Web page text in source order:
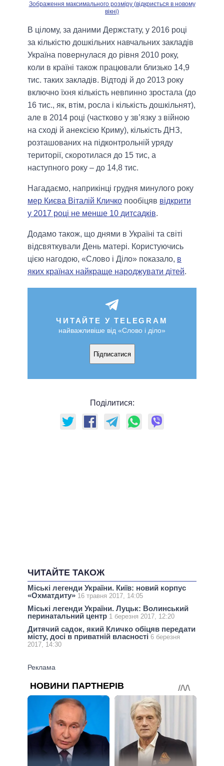
Зображення максимального розміру (відкриється в новому
вікні)
В цілому, за даними Держстату, у 2016 році
за кількістю дошкільних навчальних закладів
Україна повернулася до рівня 2010 року,
коли в країні також працювали близько 14,9
тис. таких закладів. Відтоді й до 2013 року
включно їхня кількість невпинно зростала (до
16 тис., як, втім, росла і кількість дошкільнят),
але в 2014 році (частково у зв’язку з війною
на сході й анексією Криму), кількість ДНЗ,
розташованих на підконтрольній уряду
території, скоротилася до 15 тис, а
наступного року – до 14,8 тис.
Нагадаємо, наприкінці грудня минулого року
мер Києва Віталій Кличко пообіцяв відкрити
у 2017 році не менше 10 дитсадків.
Додамо також, що днями в Україні та світі
відсвяткували День матері. Користуючись
цією нагодою, «Слово і Діло» показало, в
яких країнах найкраще народжувати дітей.
ЧИТАЙТЕ У TELEGRAM
найважливіше від «Слово і діло»
Підписатися
Поділитися:
ЧИТАЙТЕ ТАКОЖ
Міські легенди України. Київ: новий корпус
«Охматдиту» 16 травня 2017, 14:05
Міські легенди України. Луцьк: Волинський
перинатальний центр 1 березня 2017, 12:20
Дитячий садок, який Кличко обіцяв передати
місту, досі в приватній власності 6 березня
2017, 14:30